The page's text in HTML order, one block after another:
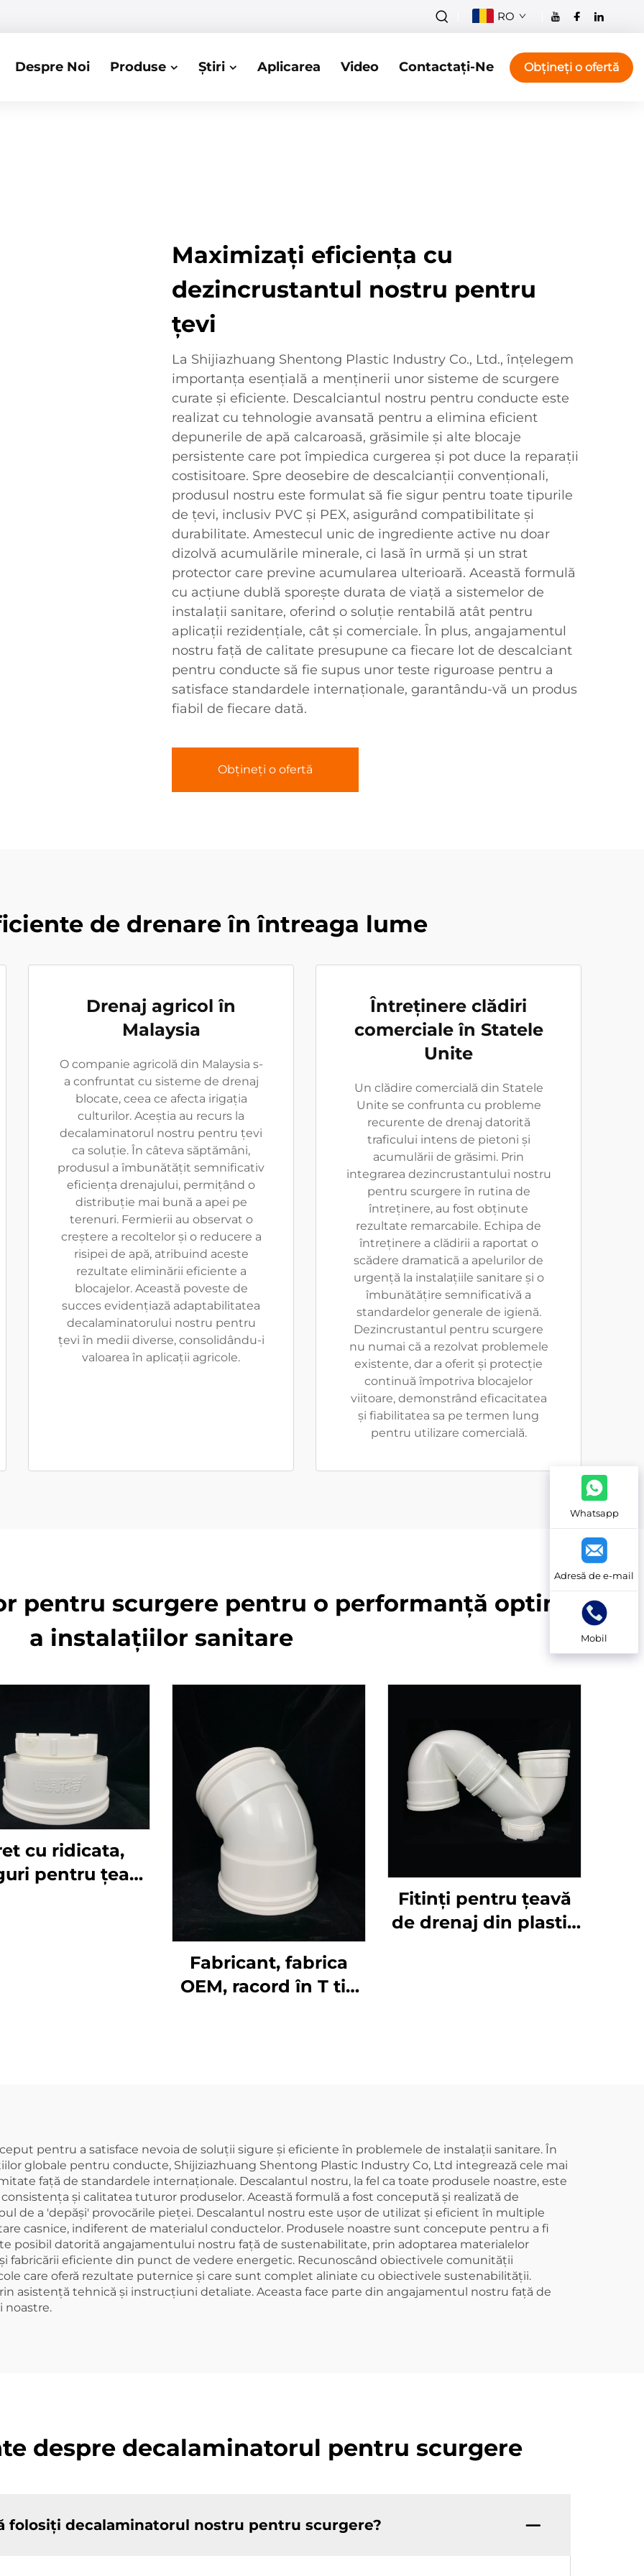
RO
Despre Noi Produse Știri Aplicarea Video Contactați-Ne Obțineți o ofertă
Maximizați eficiența cu
dezincrustantul nostru pentru
țevi
La Shijiazhuang Shentong Plastic Industry Co., Ltd., înțelegem
importanța esențială a menținerii unor sisteme de scurgere
curate și eficiente. Descalciantul nostru pentru conducte este
realizat cu tehnologie avansată pentru a elimina eficient
depunerile de apă calcaroasă, grăsimile și alte blocaje
persistente care pot împiedica curgerea și pot duce la reparații
costisitoare. Spre deosebire de descalcianții convenționali,
produsul nostru este formulat să fie sigur pentru toate tipurile
de țevi, inclusiv PVC și PEX, asigurând compatibilitate și
durabilitate. Amestecul unic de ingrediente active nu doar
dizolvă acumulările minerale, ci lasă în urmă și un strat
protector care previne acumularea ulterioară. Această formulă
cu acțiune dublă sporește durata de viață a sistemelor de
instalații sanitare, oferind o soluție rentabilă atât pentru
aplicații rezidențiale, cât și comerciale. În plus, angajamentul
nostru față de calitate presupune ca fiecare lot de descalciant
pentru conducte să fie supus unor teste riguroase pentru a
satisface standardele internaționale, garantându-vă un produs
fiabil de fiecare dată.
Obțineți o ofertă
de drenare în întreaga lume
Drenaj agricol în
Malaysia
O companie agricolă din Malaysia s-
a confruntat cu sisteme de drenaj
blocate, ceea ce afecta irigația
culturilor. Aceștia au recurs la
decalaminatorul nostru pentru țevi
ca soluție. În câteva săptămâni,
produsul a îmbunătățit semnificativ
eficiența drenajului, permițând o
distribuție mai bună a apei pe
terenuri. Fermierii au observat o
creștere a recoltelor și o reducere a
risipei de apă, atribuind aceste
rezultate eliminării eficiente a
blocajelor. Această poveste de
succes evidențiază adaptabilitatea
decalaminatorului nostru pentru
țevi în medii diverse, consolidându-i
valoarea în aplicații agricole.
Întreținere clădiri
comerciale în Statele
Unite
Un clădire comercială din Statele
Unite se confrunta cu probleme
recurente de drenaj datorită
traficului intens de pietoni și
acumulării de grăsimi. Prin
integrarea dezincrustantului nostru
pentru scurgere în rutina de
întreținere, au fost obținute
rezultate remarcabile. Echipa de
întreținere a clădirii a raportat o
scădere dramatică a apelurilor de
urgență la instalațiile sanitare și o
îmbunătățire semnificativă a
standardelor generale de igienă.
Dezincrustantul pentru scurgere
nu numai că a rezolvat problemele
existente, dar a oferit și protecție
continuă împotriva blocajelor
viitoare, demonstrând eficacitatea
și fiabilitatea sa pe termen lung
pentru utilizare comercială.
pentru scurgere pentru o performanță optimă
a instalațiilor sanitare
cu ridicata,
pentru țeavă
Fabricant, fabrica
OEM, racord în T tip
Fitinți pentru țeavă
de drenaj din plastic
pentru a satisface nevoia de soluții sigure și eficiente în problemele de instalații sanitare. În
globale pentru conducte, Shijiziazhuang Shentong Plastic Industry Co, Ltd integrează cele mai
față de standardele internaționale. Descalantul nostru, la fel ca toate produsele noastre, este
și calitatea tuturor produselor. Această formulă a fost concepută și realizată de
de a 'depăși' provocările pieței. Descalantul nostru este ușor de utilizat și eficient în multiple
casnice, indiferent de materialul conductelor. Produsele noastre sunt concepute pentru a fi
posibil datorită angajamentului nostru față de sustenabilitate, prin adoptarea materialelor
fabricării eficiente din punct de vedere energetic. Recunoscând obiectivele comunității
care oferă rezultate puternice și care sunt complet aliniate cu obiectivele sustenabilității.
asistență tehnică și instrucțiuni detaliate. Aceasta face parte din angajamentul nostru față de
noastre.
despre decalaminatorul pentru scurgere
folosiți decalaminatorul nostru pentru scurgere?
Whatsapp
Adresă de e-mail
Mobil